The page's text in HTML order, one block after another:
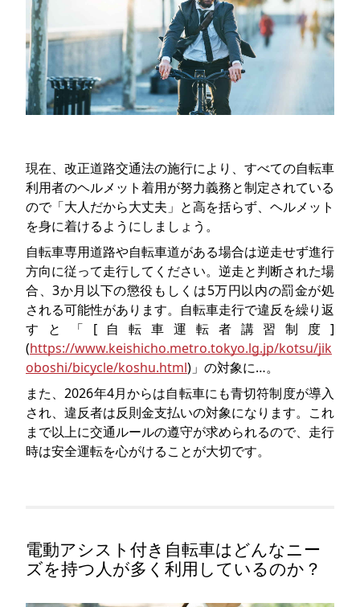
現在、改正道路交通法の施行により、すべての自転車
利用者のヘルメット着用が努力義務と制定されている
ので「大人だから大丈夫」と高を括らず、ヘルメット
を身に着けるようにしましょう。
自転車専用道路や自転車道がある場合は逆走せず進行
方向に従って走行してください。逆走と判断された場
合、3か月以下の懲役もしくは5万円以内の罰金が処
される可能性があります。自転車走行で違反を繰り返
すと「[自転車運転者講習制度]
(https://www.keishicho.metro.tokyo.lg.jp/kotsu/jik
oboshi/bicycle/koshu.html)」の対象に…。
また、2026年4月からは自転車にも青切符制度が導入
され、違反者は反則金支払いの対象になります。これ
まで以上に交通ルールの遵守が求められるので、走行
時は安全運転を心がけることが大切です。
電動アシスト付き自転車はどんなニー
ズを持つ人が多く利用しているのか？